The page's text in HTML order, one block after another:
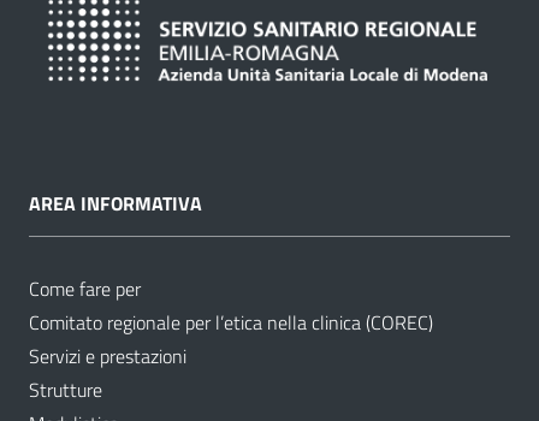
AREA INFORMATIVA
Come fare per
Comitato regionale per l’etica nella clinica (COREC)
Servizi e prestazioni
Strutture